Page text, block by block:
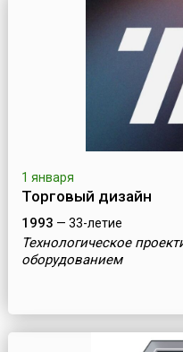
1 января
Торговый дизайн
1993 — 33-летие
Технологическое
оборудованием